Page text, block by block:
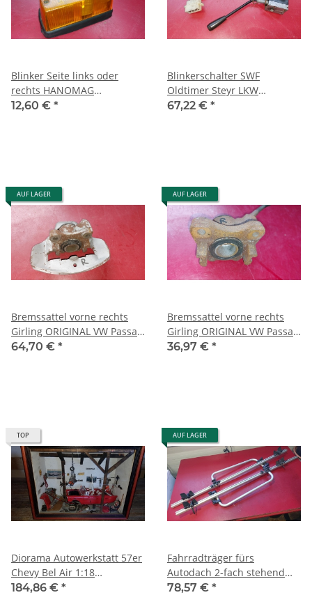
Blinker Seite links oder
rechts HANOMAG
HENSCHEL F Transporter
12,60 € *
Blinkerschalter SWF
Oldtimer Steyr LKW
Mercedes 302 MAN Unimog
67,22 € *
AUF LAGER
Bremssattel vorne rechts
Girling ORIGINAL VW Passat
B1 Typ 32 Audi 80 1972-
64,70 € *
AUF LAGER
Bremssattel vorne rechts
Girling ORIGINAL VW Passat
B1 Typ 32 Audi 80 1972-
36,97 € *
TOP
Diorama Autowerkstatt 57er
Chevy Bel Air 1:18
Restauration
184,86 € *
AUF LAGER
Fahrradträger fürs
Autodach 2-fach stehend
mit Schloss ORIGNAL ORIS
78,57 € *